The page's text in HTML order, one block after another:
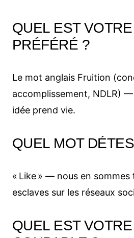
QUEL EST
PRÉFÉRÉ ?
Le mot anglais Fruition
accomplissement, NDLR)
idée prend vie.
QUEL MOT
« Like » — nous en sommes
esclaves sur les réseaux
QUEL EST